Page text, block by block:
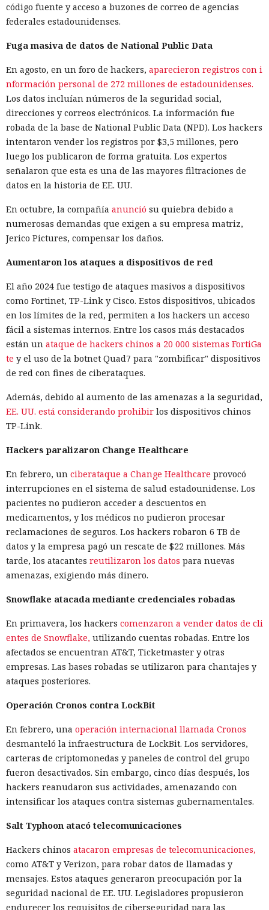
código fuente y acceso a buzones de correo de agencias
federales estadounidenses.
Fuga masiva de datos de National Public Data
En agosto, en un foro de hackers, aparecieron registros con i
nformación personal de 272 millones de estadounidenses.
Los datos incluían números de la seguridad social,
direcciones y correos electrónicos. La información fue
robada de la base de National Public Data (NPD). Los hackers
intentaron vender los registros por $3,5 millones, pero
luego los publicaron de forma gratuita. Los expertos
señalaron que esta es una de las mayores filtraciones de
datos en la historia de EE. UU.
En octubre, la compañía anunció su quiebra debido a
numerosas demandas que exigen a su empresa matriz,
Jerico Pictures, compensar los daños.
Aumentaron los ataques a dispositivos de red
El año 2024 fue testigo de ataques masivos a dispositivos
como Fortinet, TP-Link y Cisco. Estos dispositivos, ubicados
en los límites de la red, permiten a los hackers un acceso
fácil a sistemas internos. Entre los casos más destacados
están un ataque de hackers chinos a 20 000 sistemas FortiGa
te y el uso de la botnet Quad7 para "zombificar" dispositivos
de red con fines de ciberataques.
Además, debido al aumento de las amenazas a la seguridad,
EE. UU. está considerando prohibir los dispositivos chinos
TP-Link.
Hackers paralizaron Change Healthcare
En febrero, un ciberataque a Change Healthcare provocó
interrupciones en el sistema de salud estadounidense. Los
pacientes no pudieron acceder a descuentos en
medicamentos, y los médicos no pudieron procesar
reclamaciones de seguros. Los hackers robaron 6 TB de
datos y la empresa pagó un rescate de $22 millones. Más
tarde, los atacantes reutilizaron los datos para nuevas
amenazas, exigiendo más dinero.
Snowflake atacada mediante credenciales robadas
En primavera, los hackers comenzaron a vender datos de cli
entes de Snowflake, utilizando cuentas robadas. Entre los
afectados se encuentran AT&T, Ticketmaster y otras
empresas. Las bases robadas se utilizaron para chantajes y
ataques posteriores.
Operación Cronos contra LockBit
En febrero, una operación internacional llamada Cronos
desmanteló la infraestructura de LockBit. Los servidores,
carteras de criptomonedas y paneles de control del grupo
fueron desactivados. Sin embargo, cinco días después, los
hackers reanudaron sus actividades, amenazando con
intensificar los ataques contra sistemas gubernamentales.
Salt Typhoon atacó telecomunicaciones
Hackers chinos atacaron empresas de telecomunicaciones,
como AT&T y Verizon, para robar datos de llamadas y
mensajes. Estos ataques generaron preocupación por la
seguridad nacional de EE. UU. Legisladores propusieron
endurecer los requisitos de ciberseguridad para las